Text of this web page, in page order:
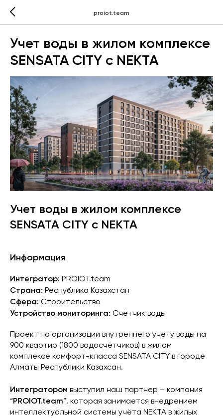
proiot.team
Учет воды в жилом комплексе
SENSATA CITY с NEKTA
Учет воды в жилом комплексе
SENSATA CITY с NEKTA
Информация
Интегратор: PROIOT.team
Страна: Республика Казахстан
Сфера: Строительство
Устройство мониторинга: Счётчик воды
Проект по организации внутреннего учету воды на
900 квартир (1800 водосчётчиков) в жилом
комплексе комфорт-класса SENSATA CITY в городе
Алматы Республики Казахсан.
Интегратором выступил наш партнер – компания
“PROIOT.team”, которая занимается внедрением
интеллектуальной системы учёта NEKTA в жилых